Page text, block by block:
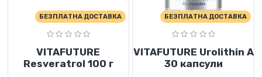
БЕЗПЛАТНА ДОСТАВКА
VITAFUTURE
Resveratrol 100 г
БЕЗПЛАТНА ДОСТАВКА
VITAFUTURE Urolithin A
30 капсули